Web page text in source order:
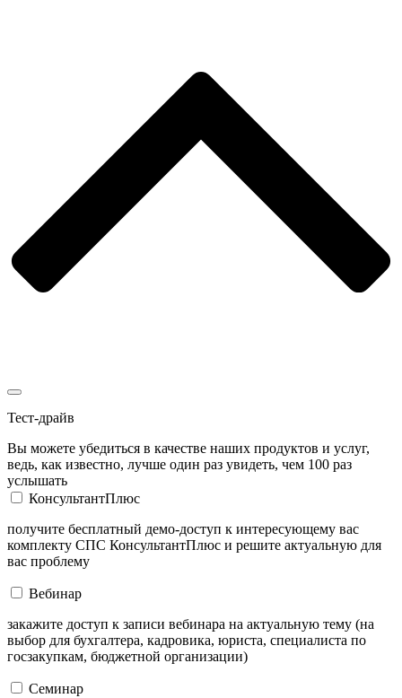
Тест-драйв
Вы можете убедиться в качестве наших продуктов и услуг,
ведь, как известно, лучше один раз увидеть, чем 100 раз
услышать
КонсультантПлюс
получите бесплатный демо-доступ к интересующему вас
комплекту СПС КонсультантПлюс и решите актуальную для
вас проблему
Вебинар
закажите доступ к записи вебинара на актуальную тему (на
выбор для бухгалтера, кадровика, юриста, специалиста по
госзакупкам, бюджетной организации)
Семинар